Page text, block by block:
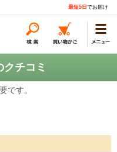
最短5日 でお届け
クチコミ
です。